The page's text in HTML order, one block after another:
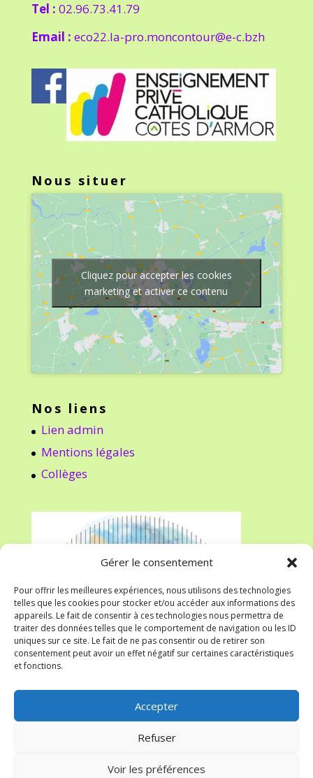
Gérer le consentement
Pour offrir les meilleures expériences, nous utilisons des technologies
telles que les cookies pour stocker et/ou accéder aux informations des
appareils. Le fait de consentir à ces technologies nous permettra de
traiter des données telles que le comportement de navigation ou les ID
uniques sur ce site. Le fait de ne pas consentir ou de retirer son
consentement peut avoir un effet négatif sur certaines caractéristiques
et fonctions.
Accepter
Refuser
Voir les préférences
Tel : 02.96.73.41.79
Email : eco22.la-pro.moncontour@e-c.bzh
Nous situer
Cliquez pour accepter les cookies
marketing et activer ce contenu
Nos liens
Lien admin
Mentions légales
Collèges